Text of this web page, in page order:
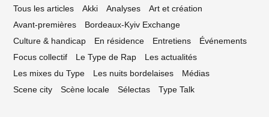
Tous les articles Akki Analyses
Art et création
Avant-premières
Bordeaux-Kyiv Exchange
Culture & handicap
En résidence Entretiens
Événements
Focus collectif
Le Type de Rap
Les actualités
Les mixes du Type
Les nuits bordelaises
Médias
Scene city
Scène locale Sélectas Type Talk